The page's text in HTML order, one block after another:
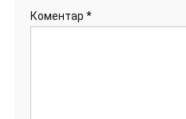
Коментар *